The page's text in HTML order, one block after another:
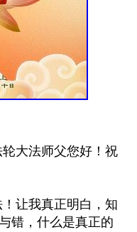
大法师父您好！祝
让我真正明白，知
错，什么是真正的